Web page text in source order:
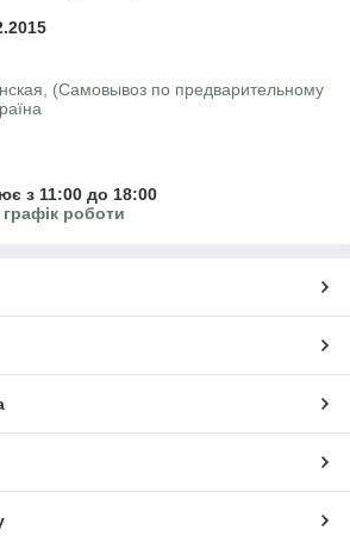
(Самовывоз по предварительному
з 11:00 до 18:00
роботи